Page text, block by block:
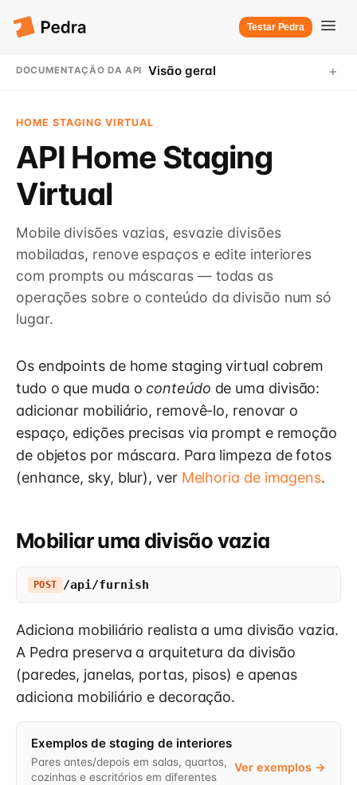
Testar Pedra
DOCUMENTAÇÃO DA API Visão geral +
HOME STAGING VIRTUAL
API Home Staging
Virtual
Mobile divisões vazias, esvazie divisões
mobiladas, renove espaços e edite interiores
com prompts ou máscaras — todas as
operações sobre o conteúdo da divisão num só
lugar.
Os endpoints de home staging virtual cobrem
tudo o que muda oconteúdo de uma divisão:
adicionar mobiliário, removê-lo, renovar o
espaço, edições precisas via prompt e remoção
de objetos por máscara. Para limpeza de fotos
(enhance, sky, blur), ver Melhoria de imagens.
Mobiliar uma divisão vazia
POST /api/furnish
Adiciona mobiliário realista a uma divisão vazia.
A Pedra preserva a arquitetura da divisão
(paredes, janelas, portas, pisos) e apenas
adiciona mobiliário e decoração.
Exemplos de staging de interiores
Pares antes/depois em salas, quartos,
cozinhas e escritórios em diferentes
Ver exemplos →